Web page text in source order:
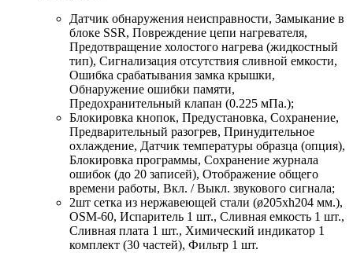
Датчик обнаружения неисправности, Замыкание в
блоке SSR, Повреждение цепи нагревателя,
Предотвращение холостого нагрева (жидкостный
тип), Сигнализация отсутствия сливной емкости,
Ошибка срабатывания замка крышки,
Обнаружение ошибки памяти,
Предохранительный клапан (0.225 мПа.);
Блокировка кнопок, Предустановка, Сохранение,
Предварительный разогрев, Принудительное
охлаждение, Датчик температуры образца (опция),
Блокировка программы, Сохранение журнала
ошибок (до 20 записей), Отображение общего
времени работы, Вкл. / Выкл. звукового сигнала;
2шт сетка из нержавеющей стали (ø205хh204 мм.),
OSM-60, Испаритель 1 шт., Сливная емкость 1 шт.,
Сливная плата 1 шт., Химический индикатор 1
комплект (30 частей), Фильтр 1 шт.